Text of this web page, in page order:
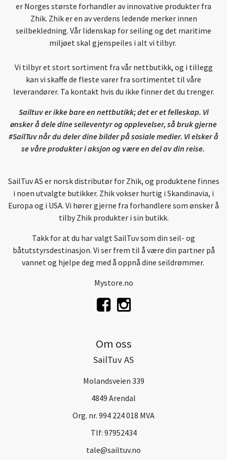
er Norges største forhandler av innovative produkter fra
Zhik. Zhik er en av verdens ledende merker innen
seilbekledning. Vår lidenskap for seiling og det maritime
miljøet skal gjenspeiles i alt vi tilbyr.
Vi tilbyr et stort sortiment fra vår nettbutikk, og i tillegg
kan vi skaffe de fleste varer fra sortimentet til våre
leverandører. Ta kontakt hvis du ikke finner det du trenger.
Sailtuv er ikke bare en nettbutikk; det er et felleskap. Vi
ønsker å dele dine seileventyr og opplevelser, så bruk gjerne
#SailTuv når du deler dine bilder på sosiale medier. Vi elsker å
se våre produkter i aksjon og være en del av din reise.
SailTuv AS er norsk distributør for Zhik, og produktene finnes
i noen utvalgte butikker. Zhik vokser hurtig i Skandinavia, i
Europa og i USA. Vi hører gjerne fra forhandlere som ønsker å
tilby Zhik produkter i sin butikk.
Takk for at du har valgt SailTuv som din seil- og
båtutstyrsdestinasjon. Vi ser frem til å være din partner på
vannet og hjelpe deg med å oppnå dine seildrømmer.
Mystore.no
Om oss
SailTuv AS
Molandsveien 339
4849 Arendal
Org. nr. 994 224 018 MVA
Tlf: 97952434
tale@sailtuv.no